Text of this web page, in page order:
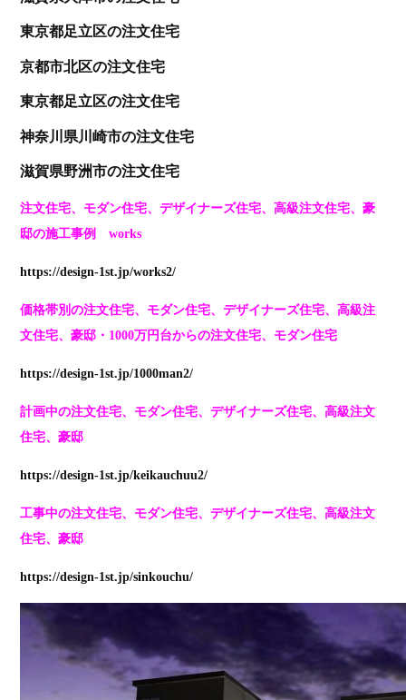
東京都足立区の注文住宅
京都市北区の注文住宅
東京都足立区の注文住宅
神奈川 県川崎市の注文住宅
滋賀県野洲市の注文住宅
注文住宅、モダン住宅、デザイナーズ住宅、高級注文住宅、豪
邸の施工事例 works
https://design-1st.jp/works2/
価格帯別の注文住宅、モダン住宅、デザイナーズ住宅、高級注
文住宅、豪邸・1000万円台からの注文住宅、モダン住宅
https://design-1st.jp/1000man2/
計画中の注文住宅、モダン住宅、デザイナーズ住宅、高級注文
住宅、豪邸
https://design-1st.jp/keikauchuu2/
工事中の注文住宅、モダン住宅、デザイナーズ住宅、高級注文
住宅、豪邸
https://design-1st.jp/sinkouchu/